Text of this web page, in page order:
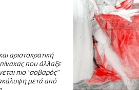
αριστοκρατική
που άλλαξε
πιο "σοβαρός"
μετά από